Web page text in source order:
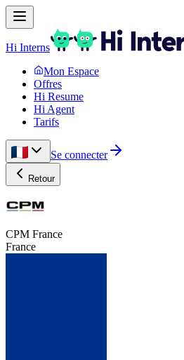
Hi Interns
Mon Espace
Offres
Hi Resume
Hi Agent
Tarifs
Se connecter
Retour
CPM France
France